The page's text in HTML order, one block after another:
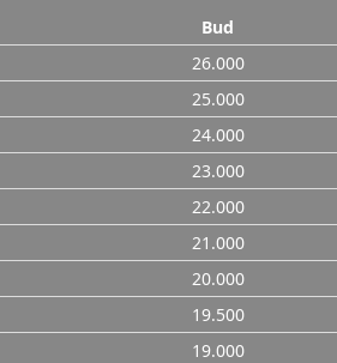
Bud
26.000
25.000
24.000
23.000
22.000
21.000
20.000
19.500
19.000